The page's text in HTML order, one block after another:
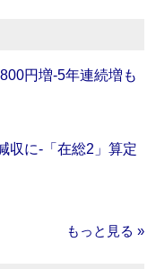
円増‐5年連続増も
収に‐「在総2」算定
もっと見る »